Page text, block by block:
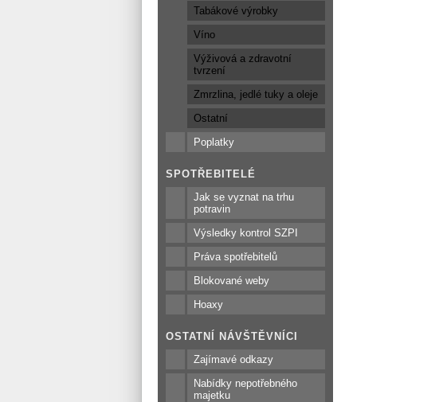
Tabákové výrobky
Víno
Výživová a zdravotní
tvrzení
Zmrzlina, jedlé tuky a oleje
Ostatní
Poplatky
SPOTŘEBITELÉ
Jak se vyznat na trhu
potravin
Výsledky kontrol SZPI
Práva spotřebitelů
Blokované weby
Hoaxy
OSTATNÍ NÁVŠTĚVNÍCI
Zajímavé odkazy
Nabídky nepotřebného
majetku